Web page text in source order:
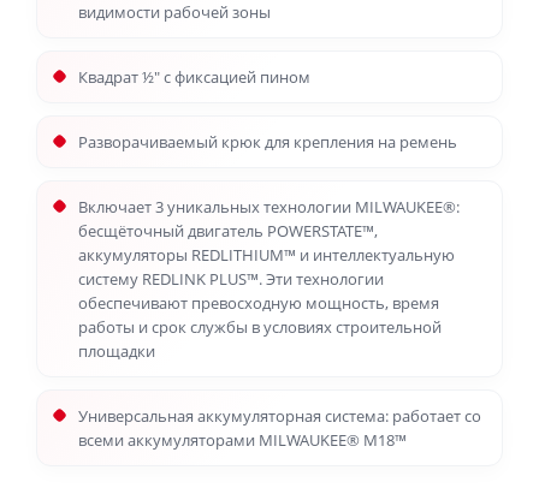
видимости рабочей зоны
Квадрат ½″ с фиксацией пином
Разворачиваемый крюк для крепления на ремень
Включает 3 уникальных технологии MILWAUKEE®:
бесщёточный двигатель POWERSTATE™,
аккумуляторы REDLITHIUM™ и интеллектуальную
систему REDLINK PLUS™. Эти технологии
обеспечивают превосходную мощность, время
работы и срок службы в условиях строительной
площадки
Универсальная аккумуляторная система: работает со
всеми аккумуляторами MILWAUKEE® M18™